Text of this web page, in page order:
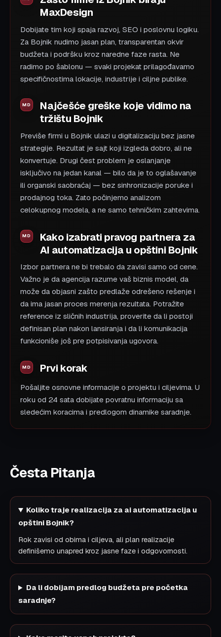
MaxDesign
Dobijate tim koji spaja razvoj, SEO i poslovnu logiku.
Za Bojnik nudimo jasan plan, transparentan okvir
budžeta i podršku kroz naredne faze rasta. Ne
radimo po šablonu — svaki projekat prilagođavamo
specifičnostima lokacije, industrije i ciljne publike.
Najčešće greške koje vidimo na
tržištu Bojnik
Previše firmi u Bojnik ulazi u digitalizaciju bez jasne
strategije. Rezultat je sajt koji izgleda dobro, ali ne
konvertuje. Drugi čest problem je oslanjanje
isključivo na jedan kanal — bilo da je to oglašavanje
ili organski saobraćaj — bez sinhronizacije poruke i
prodajnog toka. Zato počinjemo analizom
celokupnog modela, a ne samo tehničkim zahtevima.
Kako izabrati pravog partnera za
AI automatizacija u opštini Bojnik
Izbor partnera ne bi trebalo da zavisi samo od cene.
Važno je da agencija razume vaš biznis model, da
može da objasni zašto predlaže odrešeno rešenje i
da ima jasan proces merenja rezultata. Potražite
reference iz sličnih industrija, proverite da li postoji
definisan plan nakon lansiranja i da li komunikacija
funkcioniše još pre potpisivanja ugovora.
Prvi korak
Pošaljite osnovne informacije o projektu i ciljevima. U
roku od 24 sata dobijate povratnu informaciju sa
sledećim koracima i predlogom dinamike saradnje.
Česta Pitanja
Koliko traje realizacija za ai automatizacija u
opštini Bojnik?
Rok zavisi od obima i ciljeva, ali plan realizacije
definišemo unapred kroz jasne faze i odgovornosti.
Da li dobijam predlog budžeta pre početka
saradnje?